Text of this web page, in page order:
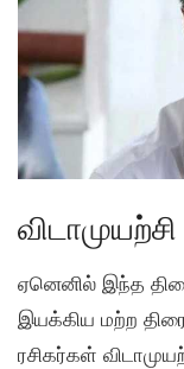
ஏனெனில் இந்த
இயக்கிய மற்ற
ரசிகர்கள்